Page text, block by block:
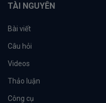
TÀI NGUYÊN
Bài viết
Câu hỏi
Videos
Thảo luận
Công cụ